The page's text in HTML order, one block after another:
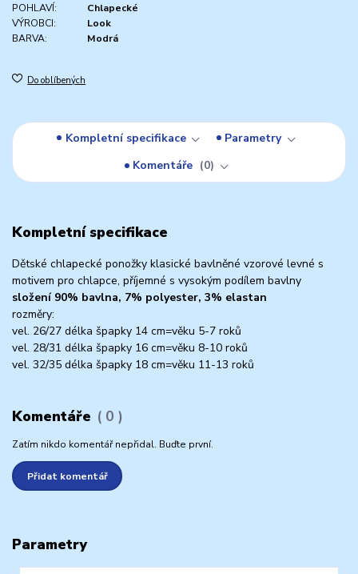
POHLAVÍ:
Chlapecké
VÝROBCI:
Look
BARVA:
Modrá
Do oblíbených
Kompletní specifikace
Parametry
Komentáře
0
Kompletní specifikace
Dětské chlapecké ponožky klasické bavlněné vzorové levné s
motivem pro chlapce, příjemné s vysokým podílem bavlny
složení 90% bavlna, 7% polyester, 3% elastan
rozměry:
vel. 26/27 délka špapky 14 cm=věku 5-7 roků
vel. 28/31 délka špapky 16 cm=věku 8-10 roků
vel. 32/35 délka špapky 18 cm=věku 11-13 roků
Komentáře 0
Zatím nikdo komentář nepřidal. Buďte první.
Přidat komentář
Parametry